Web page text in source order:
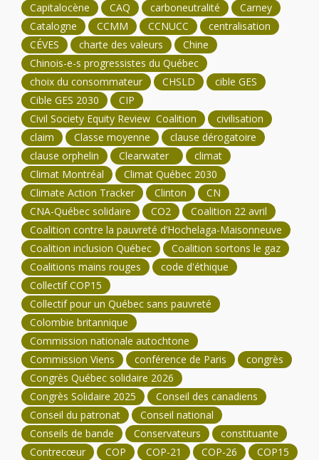
Capitalocène
CAQ carboneutralité
Carney
Catalogne
CCMM CCNUCC
centralisation
CÉVES
charte des valeurs
Chine
Chinois-e-s progressistes du Québec
choix du consommateur
CHSLD
cible GES
Cible GES 2030
CIP
Civil Society Equity Review Coalition
civilisation
claim
Classe moyenne
clause dérogatoire
clause orphelin
Clearwater
climat
Climat Montréal
Climat Québec 2030
Climate Action Tracker
Clinton
CN
CNA-Québec solidaire
CO2
Coalition 22 avril
Coalition contre la pauvreté d’Hochelaga-Maisonneuve
Coalition inclusion Québec
Coalition sortons le gaz
Coalitions mains rouges
code d'éthique
Collectif COP15
Collectif pour un Québec sans pauvreté
Colombie britannique
Commission nationale autochtone
Commission Viens
conférence de Paris
congrès
Congrès Québec solidaire 2026
Congrès Solidaire 2025
Conseil des canadiens
Conseil du patronat
Conseil national
Conseils de bande
Conservateurs
constituante
Contrecœur
COP COP-21 COP-26
COP15